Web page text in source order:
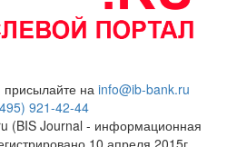
на info@ib-bank.ru
921-42-44
(BIS Journal - информационная
10 апреля 2015г.,